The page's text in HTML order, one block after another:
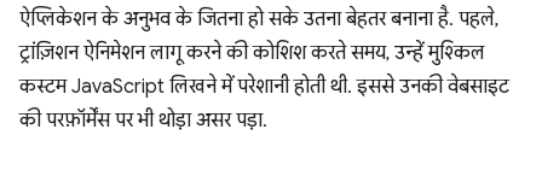
ऐप्लिकेशन के अनुभव के जितना हो सके उतना बेहतर बनाना है. पहले,
ट्रांज़िशन ऐनिमेशन लागू करने की कोशिश करते समय, उन्हें मुश्किल
कस्टम JavaScript लिखने में परेशानी होती थी. इससे उनकी वेबसाइट
की परफ़ॉर्मेंस पर भी थोड़ा असर पड़ा.